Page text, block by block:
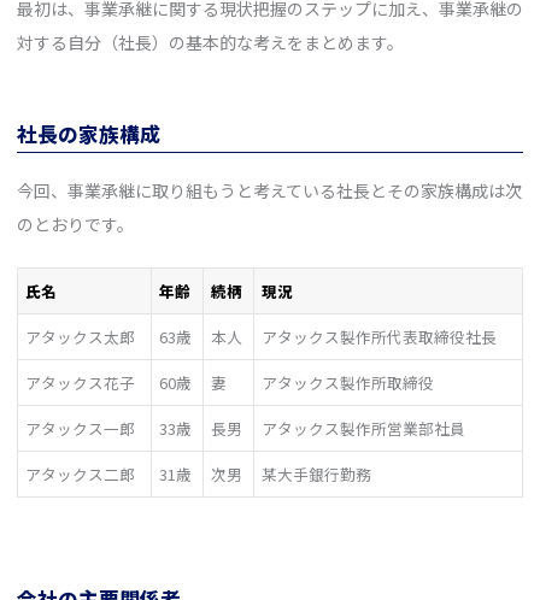
最初は、事業承継に関する現状把握のステップに加え、事業承継の
対する自分（社長）の基本的な考えをまとめます。
社長の家族構成
今回、事業承継に取り組もうと考えている社長とその家族構成は次
のとおりです。
氏名 年齢 続柄
現況
アタックス太郎
63歳 本人
アタックス製作所代表取締役社長
アタックス花子
60歳 妻
アタックス製作所取締役
アタックス一郎
33歳 長男
アタックス製作所営業部社員
アタックス二郎
31歳 次男 某大手銀行勤務